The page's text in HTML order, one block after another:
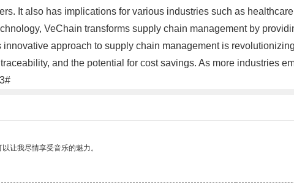
It also has implications for various industries such as
VeChain transforms supply chain management by
innovative approach to supply chain management is
and the potential for cost savings. As more industries
让我尽情享受音乐的魅力。